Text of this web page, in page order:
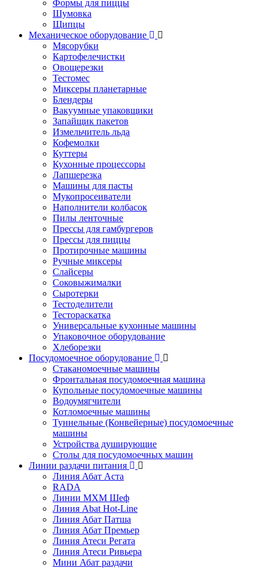
Формы для пиццы
Шумовка
Щипцы
Механическое оборудование
Мясорубки
Картофелечистки
Овощерезки
Тестомес
Миксеры планетарные
Блендеры
Вакуумные упаковщики
Запайщик пакетов
Измельчитель льда
Кофемолки
Куттеры
Кухонные процессоры
Лапшерезка
Машины для пасты
Мукопросеиватели
Наполнители колбасок
Пилы ленточные
Прессы для гамбургеров
Прессы для пиццы
Протирочные машины
Ручные миксеры
Слайсеры
Соковыжималки
Сыротерки
Тестоделители
Тестораскатка
Универсальные кухонные машины
Упаковочное оборудование
Хлеборезки
Посудомоечное оборудование
Стаканомоечные машины
Фронтальная посудомоечная машина
Купольные посудомоечные машины
Водоумягчители
Котломоечные машины
Туннельные (Конвейерные) посудомоечные
машины
Устройства душирующие
Столы для посудомоечных машин
Линии раздачи питания
Линия Абат Аста
RADA
Линии МХМ Шеф
Линия Abat Hot-Line
Линия Абат Патша
Линия Абат Премьер
Линия Атеси Регата
Линия Атеси Ривьера
Мини Абат раздачи